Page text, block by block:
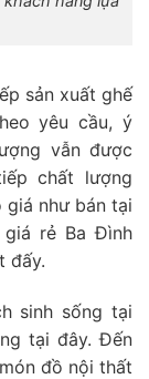
sản xuất ghế
yêu cầu, ý
vẫn được
chất lượng
giá như bán tại
rẻ Ba Đình
đấy.
sinh sống tại
tại đây. Đến
đồ nội thất